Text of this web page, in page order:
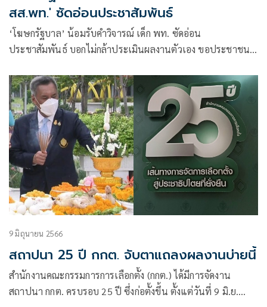
สส.พท.' ซัดอ่อนประชาสัมพันธ์
‘โฆษกรัฐบาล’ น้อมรับคำวิจารณ์ เด็ก พท. ซัดอ่อน
ประชาสัมพันธ์ บอกไม่กล้าประเมินผลงานตัวเอง ขอประชาชน-
9 มิถุนายน 2566
สถาปนา 25 ปี กกต. จับตาแถลงผลงานบ่ายนี้
สำนักงานคณะกรรมการการเลือกตั้ง (กกต.)​ ได้มีการจัดงาน
สถาปนา กกต. ครบรอบ 25 ปี ซึ่งก่อตั้งขึ้น ตั้งแต่วันที่ 9 มิ.ย.